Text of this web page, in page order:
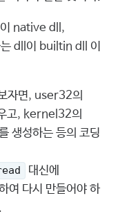
이 native dll,
dll이 builtin dll 이
자면, user32의
고, kernel32의
생성하는 등의 코딩
대신에
여 다시 만들어야 하